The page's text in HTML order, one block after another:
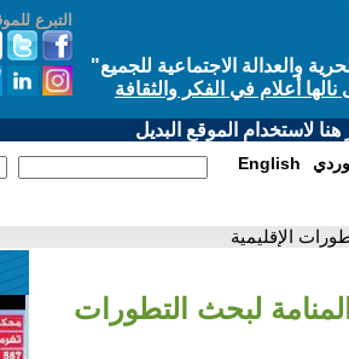
التبرع
والعدالة الاجتماعية للجميع"
أعلام في الفكر والثقافة
لاستخدام الموقع البديل
English
الإقليمية
لبحث التطورات